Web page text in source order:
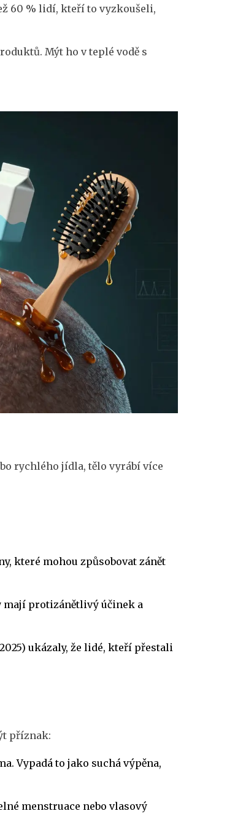
60 % lidí, kteří to vyzkoušeli,
Mýt ho v teplé vodě s
rychlého jídla, tělo vyrábí více
které mohou způsobovat zánět
mají protizánětlivý účinek a
ukázaly, že lidé, kteří přestali
příznak:
Vypadá to jako suchá výpěna,
menstruace nebo vlasový